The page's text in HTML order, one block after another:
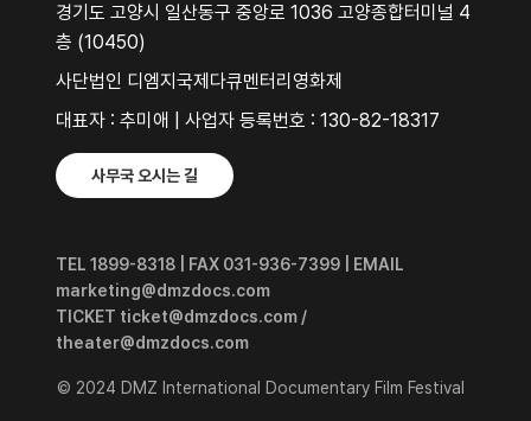
경기도 고양시 일산동구 중앙로 1036 고양종합터미널 4
층 (10450)
사단법인 디엠지국제다큐멘터리영화제
대표자 : 추미애 | 사업자 등록번호 : 130-82-18317
사무국 오시는 길
TEL 1899-8318 | FAX 031-936-7399 | EMAIL
marketing@dmzdocs.com
TICKET ticket@dmzdocs.com /
theater@dmzdocs.com
© 2024 DMZ International Documentary Film Festival